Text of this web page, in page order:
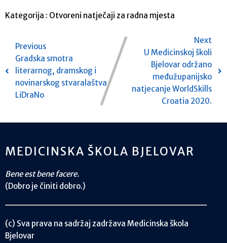
Kategorija : Otvoreni natječaji za radna mjesta
Previous
Gradska smotra
literarnog, dramskog i
novinarskog stvaralaštva
LiDraNo
Next
U Medicinskoj školi
Bjelovar održano
međužupanijsko
natjecanje WorldSkills
Croatia 2020.
MEDICINSKA ŠKOLA BJELOVAR
Bene est bene facere.
(Dobro je činiti dobro.)
(c) Sva prava na sadržaj zadržava Medicinska škola
Bjelovar